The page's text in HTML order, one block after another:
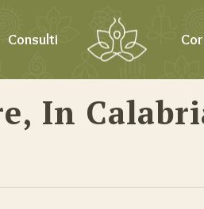
Consulti
In